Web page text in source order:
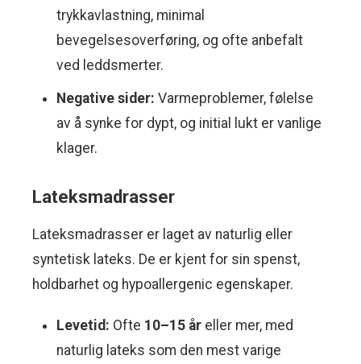
trykkavlastning, minimal
bevegelsesoverføring, og ofte anbefalt
ved leddsmerter.
Negative sider: Varmeproblemer, følelse
av å synke for dypt, og initial lukt er vanlige
klager.
Lateksmadrasser
Lateksmadrasser er laget av naturlig eller
syntetisk lateks. De er kjent for sin spenst,
holdbarhet og hypoallergenic egenskaper.
Levetid: Ofte 10–15 år eller mer, med
naturlig lateks som den mest varige